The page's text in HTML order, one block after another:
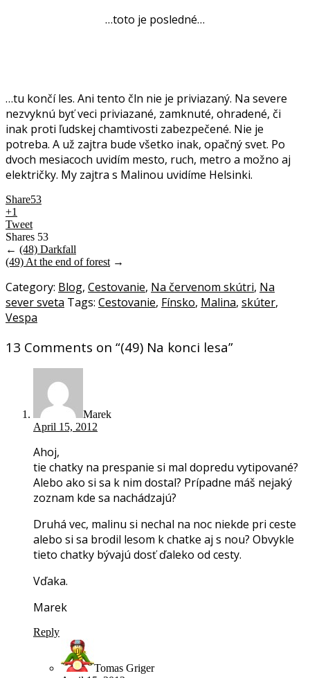
…toto je posledné…
…tu končí les. Ani tento čln nie je priviazaný. Na severe
nezvyknú byť veci priviazané, zamknuté, ohradené, či
inak proti ľudskej chamtivosti zabezpečené. Nie je
potreba. A už zajtra bude všetko inak, opačný svet. Po
dvoch mesiacoch uvidím mesto, ruch, metro a možno aj
električky. My zajtra s Malinou uvidíme Helsinki.
Share53
+1
Tweet
Shares 53
← (48) Darkfall
(49) At the end of forest →
Category: Blog, Cestovanie, Na červenom skútri, Na
sever sveta Tags: Cestovanie, Fínsko, Malina, skúter,
Vespa
13 Comments on “(49) Na konci lesa”
Marek
April 15, 2012
Ahoj,
tie chatky na prespanie si mal dopredu vytipované?
Alebo ako si sa k nim dostal? Prípadne máš nejaký
zoznam kde sa nachádzajú?
Druhá vec, malinu si nechal na noc niekde pri ceste
alebo si sa brodil lesom k chatke aj s nou? Obvykle
tieto chatky bývajú dosť ďaleko od cesty.
Vďaka.
Marek
Reply
Tomas Griger